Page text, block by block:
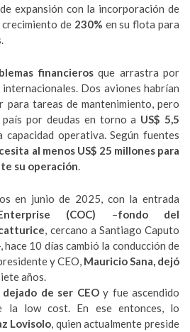
expansión con la incorporación de
de 230% en su flota para
financierosque arrastra por
Dos aviones habrían
tareas de mantenimiento, pero
por deudas en torno a US$ 5,5
capacidad operativa. Según fuentes
al menos US$ 25 millones para
su operación.
en junio de 2025, con la entrada
(COC) –fondo del
, cercano a Santiago Caputo
hace 10 días cambió la conducción de
y CEO, Mauricio Sana, dejó
años.
de ser CEOy fue ascendido
la low cost. En ese entonces, lo
Lovisolo, quien actualmente preside